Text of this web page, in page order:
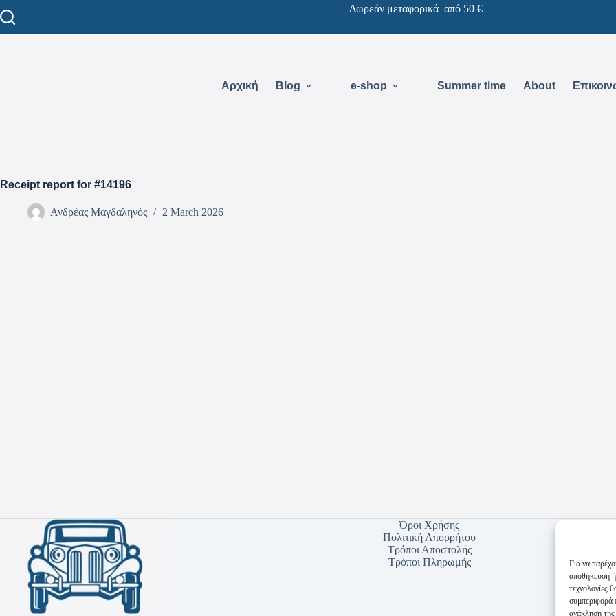
Για να
αποθήκευση
τεχνολογίες
συμπεριφορά
ανάκληση της
Δωρεάν μεταφορικά από 50 €
Αρχική Blog e-shop Summer time About
Receipt report for #14196
Ανδρέας Μαγδαληνός 2 March 2026
Όροι Χρήσης
Πολιτική Απορρήτου
Τρόποι Αποστολής
Τρόποι Πληρωμής